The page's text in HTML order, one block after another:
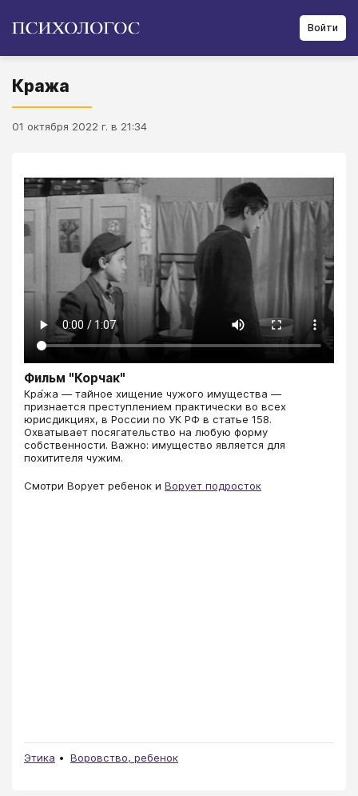
Войти
Кража
01 октября 2022 г. в 21:34
Фильм "Корчак"
Кра́жа — тайное хищение чужого имущества —
признается преступлением практически во всех
юрисдикциях, в России по УК РФ в статье 158.
Охватывает посягательство на любую форму
собственности. Важно: имущество является для
похитителя чужим.
Смотри Ворует ребенок и Ворует подросток
Этика Воровство, ребенок